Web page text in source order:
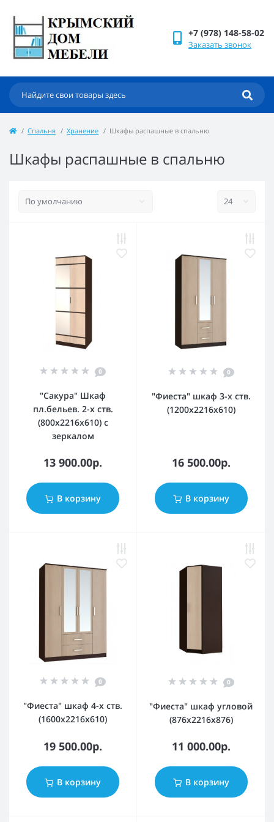
+7 (978) 148-58-02
Заказать звонок
Спальня Хранение Шкафы распашные в спальню
Шкафы распашные в спальню
0
"Сакура" Шкаф
пл.бельев. 2-х ств.
(800х2216х610) с
зеркалом
13 900.00р.
В корзину
0
"Фиеста" шкаф 3-х ств.
(1200х2216х610)
16 500.00р.
В корзину
0
"Фиеста" шкаф 4-х ств.
(1600х2216х610)
19 500.00р.
В корзину
0
"Фиеста" шкаф угловой
(876х2216х876)
11 000.00р.
В корзину